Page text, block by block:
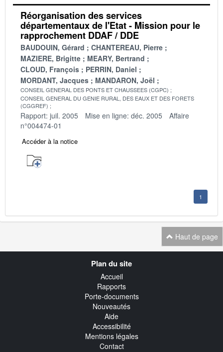
Réorganisation des services
départementaux de l'Etat - Mission pour le
rapprochement DDAF / DDE
BAUDOUIN, Gérard
CHANTEREAU, Pierre
MAZIERE, Brigitte
MEARY, Bertrand
CLOUD, François
PERRIN, Daniel
MORDANT, Jacques
MANDARON, Joël
CONSEIL GENERAL DES PONTS ET CHAUSSEES (CGPC)
CONSEIL GENERAL DU GENIE RURAL, DES EAUX ET DES FORETS
(CGGREF)
Rapport: juil. 2005 Mise en ligne: déc. 2005
Affaire
n°004474-01
Accéder à la notice
1
Haut de page
Plan du site
Accueil
Rapports
Porte-documents
Nouveautés
Aide
Accessibilité
Mentions légales
Contact